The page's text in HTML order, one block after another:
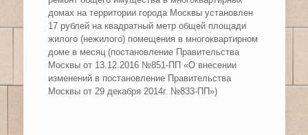
домах на территории города Москвы установлен
17 рублей на квадратный метр общей площади
жилого (нежилого) помещения в многоквартирном
доме в месяц (постановление Правительства
Москвы от 13.12.2016 №851-ПП «О внесении
изменений в постановление Правительства
Москвы от 29 декабря 2014г. №833-ПП»)